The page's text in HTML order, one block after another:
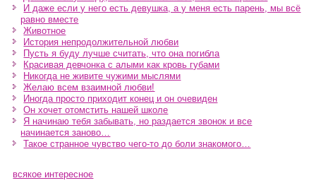
И даже если у него есть девушка, а у меня есть парень, мы всё
равно вместе
Животное
История непродолжительной любви
Пусть я буду лучше считать, что она погибла
Красивая девчонка с алыми как кровь губами
Никогда не живите чужими мыслями
Желаю всем взаимной любви!
Иногда просто приходит конец и он очевиден
Он хочет отомстить нашей школе
Я начинаю тебя забывать, но раздается звонок и все
начинается заново…
Такое странное чувство чего-то до боли знакомого…
всякое интересное